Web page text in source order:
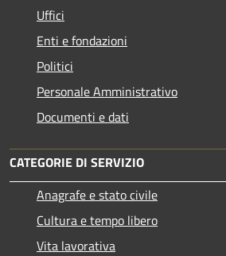
Uffici
Enti e fondazioni
Politici
Personale Amministrativo
Documenti e dati
CATEGORIE DI SERVIZIO
Anagrafe e stato civile
Cultura e tempo libero
Vita lavorativa